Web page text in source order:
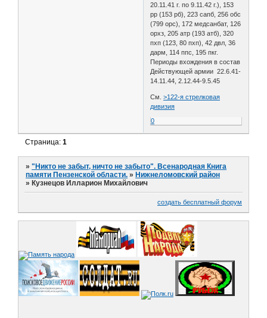
20.11.41 г. по 9.11.42 г.), 153
рр (153 рб), 223 сапб, 256 обс
(799 орс), 172 медсанбат, 126
орхз, 205 атр (193 атб), 320
пхп (123, 80 пхп), 42 двл, 36
дарм, 114 ппс, 195 пкг.
Периоды вхождения в состав
Действующей армии 22.6.41-
14.11.44, 2.12.44-9.5.45
См.>122-я стрелковая
дивизия
0
Страница:1
»"Никто не забыт, ничто не забыто". Всенародная Книга
памяти Пензенской области. » Нижнеломовский район
» Кузнецов Илларион Михайлович
создать бесплатный форум